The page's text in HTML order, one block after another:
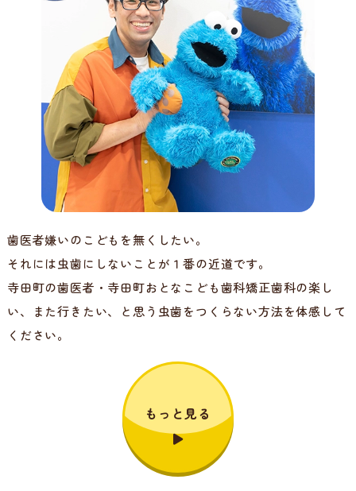
歯医者嫌いのこどもを無くしたい。
それには虫歯にしないことが１番の近道です。
寺田町の歯医者・寺田町おとなこども歯科矯正歯科の楽し
い、また行きたい、と思う虫歯をつくらない方法を体感して
ください。
もっと見る